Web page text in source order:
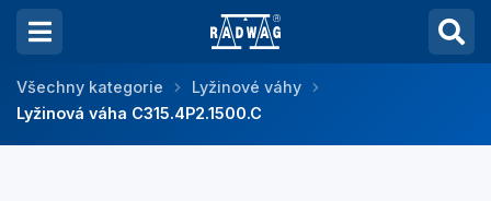
Všechny kategorie
Lyžinové váhy
Lyžinová váha C315.4P2.1500.C